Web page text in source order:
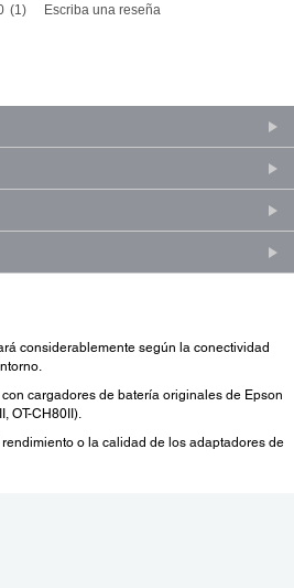
Lea
la
(1) Escriba una reseña
considerablemente según la conectividad
cargadores de batería originales de Epson
OT-CH80II).
o la calidad de los adaptadores de